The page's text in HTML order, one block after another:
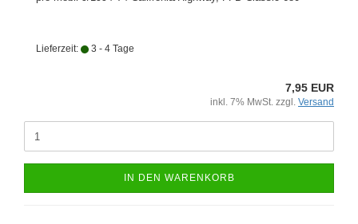
Lieferzeit: 3 - 4 Tage
7,95 EUR
inkl. 7% MwSt. zzgl. Versand
IN DEN WARENKORB